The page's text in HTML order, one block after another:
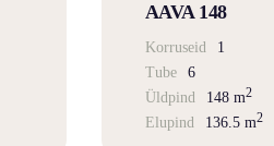
AAVA 148
Korruseid
1
Tube
6
Üldpind
148 m2
Elupind 136.5 m2